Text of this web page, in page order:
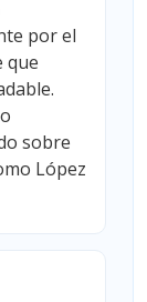
por el
que
sobre
López